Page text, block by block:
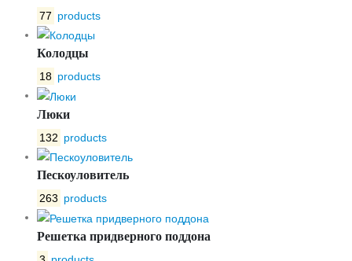
77 products
Колодцы
18 products
Люки
132 products
Пескоуловитель
263 products
Решетка придверного поддона